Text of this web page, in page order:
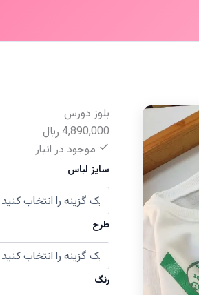
بلوز دورس
4,890,000 ﷼
موجود در انبار
سایز لباس
طرح
رنگ